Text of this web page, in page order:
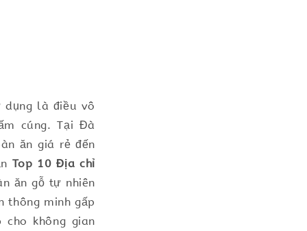
dụng là điều vô
cúng. Tại Đà
ăn giá rẻ đến
Top 10 Địa chỉ
ăn gỗ tự nhiên
thông minh gấp
không gian